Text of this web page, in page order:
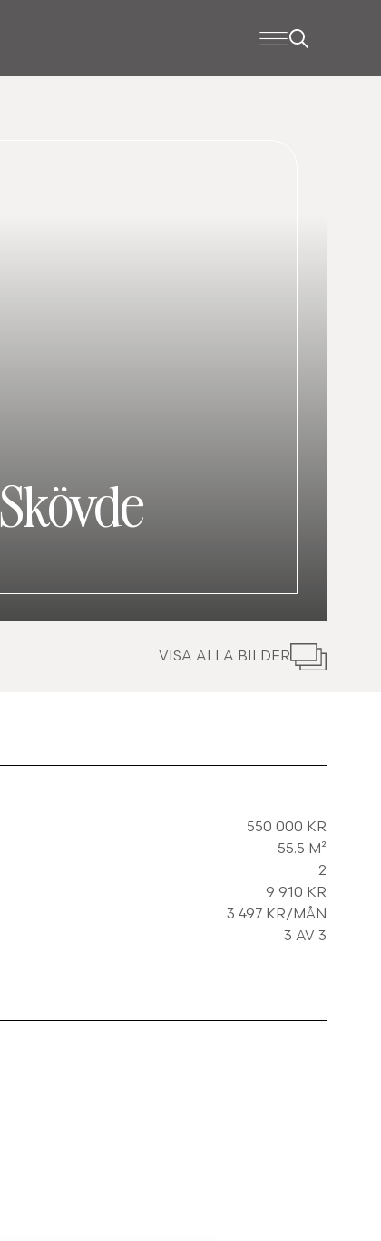
Skövde
VISA ALLA BILDER
550 000 KR
55.5 M²
2
9 910 KR
3 497 KR/MÅN
3 AV 3